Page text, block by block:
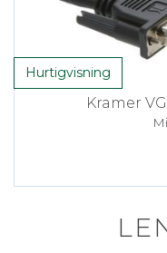
Hurtigvisning
Kramer